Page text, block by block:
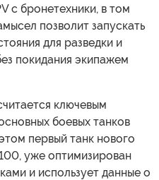
с бронетехники, в том
позволит запускать
для разведки и
покидания экипажем
ключевым
боевых танков
первый танк нового
уже оптимизирован
и использует данные о